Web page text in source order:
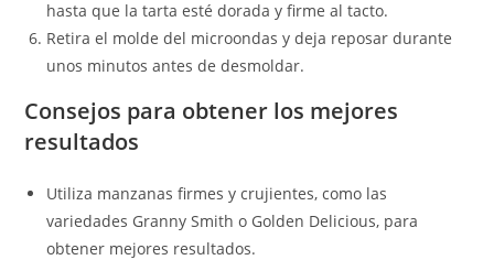
hasta que la tarta esté dorada y firme al tacto.
Retira el molde del microondas y deja reposar durante
unos minutos antes de desmoldar.
Consejos para obtener los mejores
resultados
Utiliza manzanas firmes y crujientes, como las
variedades Granny Smith o Golden Delicious, para
obtener mejores resultados.